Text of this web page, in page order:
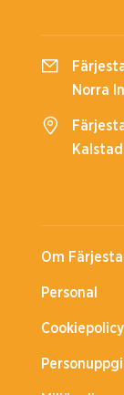
Om
Personal
Cookiepolicy
Norra
Kalstad